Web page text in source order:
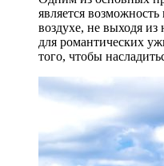
является
воздухе, не выходя из
для романтических
того, чтобы